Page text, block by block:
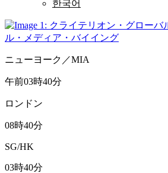
한국어
ニューヨーク／MIA
午前03時40分
ロンドン
08時40分
SG/HK
03時40分